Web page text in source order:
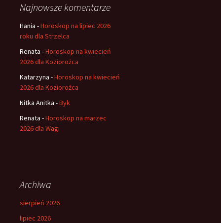
Najnowsze komentarze
Hania -Horoskop na lipiec 2026
roku dla Strzelca
Renata -Horoskop na kwiecień
2026 dla Koziorożca
Katarzyna -Horoskop na kwiecień
2026 dla Koziorożca
Nitka Anitka -Byk
Renata -Horoskop na marzec
2026 dla Wagi
Archiwa
sierpień 2026
lipiec 2026